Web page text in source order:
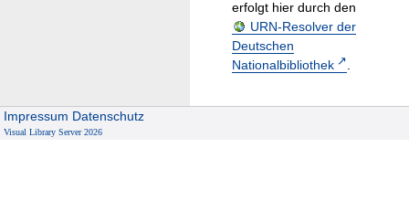
erfolgt hier durch den
URN-Resolver der
Deutschen
Nationalbibliothek
.
Impressum Datenschutz
Visual Library Server 2026